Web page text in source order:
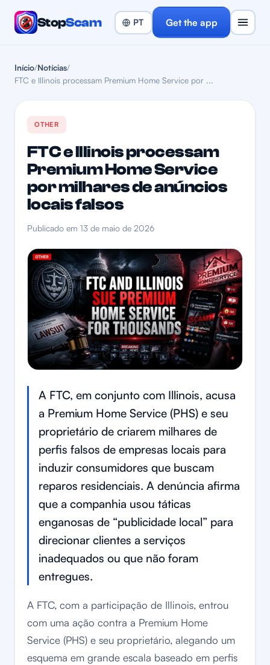
StopScam Get the app
Início/Notícias/
FTC e Illinois processam Premium Home Service por ...
OTHER
FTC e Illinois processam
Premium Home Service
por milhares de anúncios
locais falsos
Publicado em 13 de maio de 2026
A FTC, em conjunto com Illinois, acusa
a Premium Home Service (PHS) e seu
proprietário de criarem milhares de
perfis falsos de empresas locais para
induzir consumidores que buscam
reparos residenciais. A denúncia afirma
que a companhia usou táticas
enganosas de “publicidade local” para
direcionar clientes a serviços
inadequados ou que não foram
entregues.
A FTC, com a participação de Illinois, entrou
com uma ação contra a Premium Home
Service (PHS) e seu proprietário, alegando um
esquema em grande escala baseado em perfis